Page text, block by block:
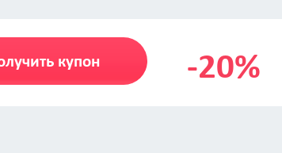
купон -20%